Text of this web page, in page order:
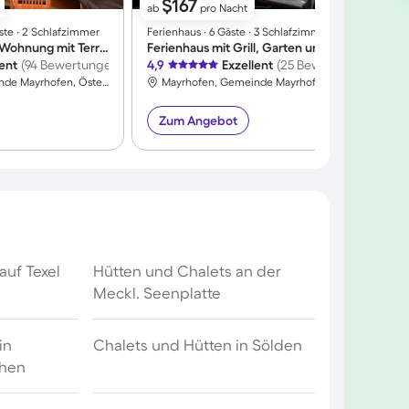
∙ 2 Schlafzimmer
Kinderfreundliche Wohnung mit Terrasse und Sauna | Panoramablick | Nah am Skifahren | Hunde erlaubt
(94 Bewertungen)
Mayrhofen, Gemeinde Mayrhofen, Österreich
ab $167 pro Nacht
Ferienhaus ∙ 6 Gäste ∙ 3 Schlafzimmer
4,9
Exzellent (25 Bewertungen)
Zum Angebot
Texel
Hütten und Chalets an der
Meckl. Seenplatte
Chalets und Hütten in Sölden